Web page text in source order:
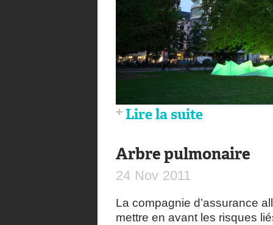
Lire la suite
Arbre pulmonaire
24 Nov 2011
La compagnie d’assurance
mettre en avant les risques